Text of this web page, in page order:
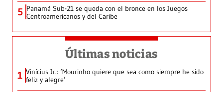
5 Panamá Sub-21 se queda con el bronce en los Juegos
Centroamericanos y del Caribe
Últimas noticias
1 Vinícius Jr.: ‘Mourinho quiere que sea como siempre he sido
feliz y alegre’